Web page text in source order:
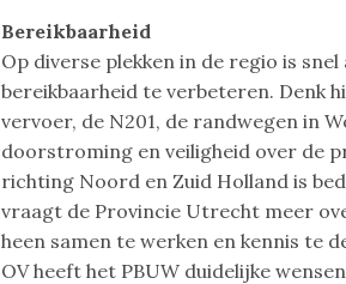
Bereikbaarheid
Op diverse plekken in de regio is
bereikbaarheid te verbeteren. Denk
vervoer, de N201, de randwegen in
doorstroming en veiligheid over de
richting Noord en Zuid Holland is
vraagt de Provincie Utrecht meer
heen samen te werken en kennis te
OV heeft het PBUW duidelijke